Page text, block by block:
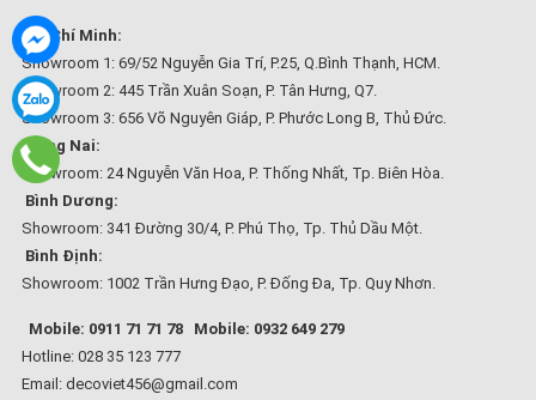
Hồ Chí Minh:
Showroom 1: 69/52 Nguyễn Gia Trí, P.25, Q.Bình Thạnh, HCM.
Showroom 2: 445 Trần Xuân Soạn, P. Tân Hưng, Q7.
Showroom 3: 656 Võ Nguyên Giáp, P. Phước Long B, Thủ Đức.
Đồng Nai:
Showroom: 24 Nguyễn Văn Hoa, P. Thống Nhất, Tp. Biên Hòa.
Bình Dương:
Showroom: 341 Đường 30/4, P. Phú Thọ, Tp. Thủ Dầu Một.
Bình Định:
Showroom: 1002 Trần Hưng Đạo, P. Đống Đa, Tp. Quy Nhơn.
Mobile: 0911 71 71 78
Mobile: 0932 649 279
Hotline: 028 35 123 777
Email: decoviet456@gmail.com